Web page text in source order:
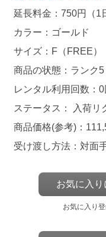
延長料金：750円
（1
カラー：ゴールド
サイズ：F（FREE）
商品の状態：ランク5
レンタル利用回数：0
ステータス： 入荷リ
商品価格(参考)：
受け渡し方法：対面
お気に入り
お気に入り